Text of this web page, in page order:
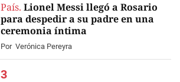
País. Lionel Messi llegó a Rosario
para despedir a su padre en una
ceremonia íntima
Por Verónica Pereyra